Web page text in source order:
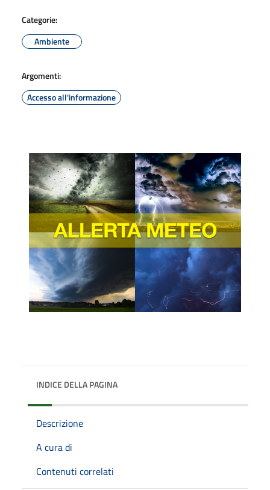
Categorie:
Ambiente
Argomenti:
Accesso all'informazione
INDICE DELLA PAGINA
Descrizione
A cura di
Contenuti correlati